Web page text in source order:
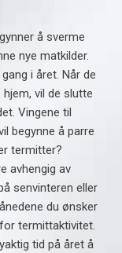
å sverme
nye matkilder.
i året. Når de
vil de slutte
Vingene til
begynne å parre
termitter?
avhengig av
senvinteren eller
du ønsker
termittaktivitet.
tid på året å